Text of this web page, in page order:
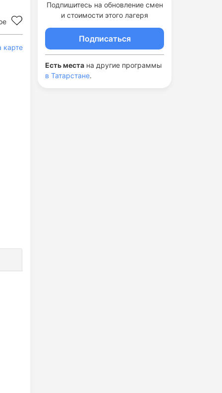
карте
Подпишитесь на обновление смен
и стоимости этого лагеря
Подписаться
Есть места на другие программы
в Татарстане.